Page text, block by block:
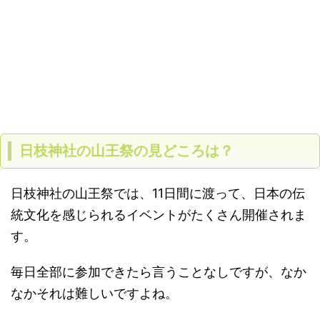
日枝神社の山王祭の見どころは？
日枝神社の山王祭では、11日間に渡って、日本の伝
統文化を感じられるイベントがたくさん開催されま
す。
毎日全部に参加できたら言うことなしですが、なか
なかそれは難しいですよね。